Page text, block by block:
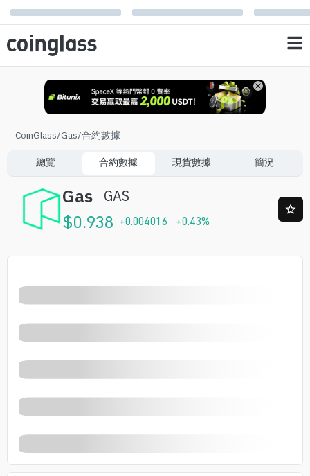
CoinGlass/Gas/合約數據
總覽 合約數據 現貨數據 簡況
Gas GAS
$0.938 +0.004016 +0.43%